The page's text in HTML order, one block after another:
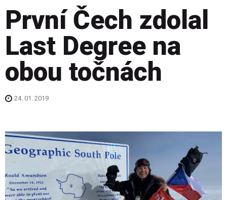
První Čech zdolal
Last Degree na
obou točnách
24. 01. 2019